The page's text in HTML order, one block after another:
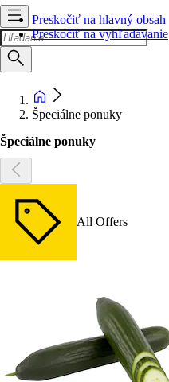
Preskočiť na hlavný obsah
Preskočiť na vyhľadávanie
Špeciálne ponuky
Špeciálne ponuky
All Offers